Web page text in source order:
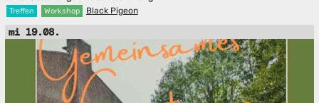
Treffen Workshop Black Pigeon
mi 19.08.